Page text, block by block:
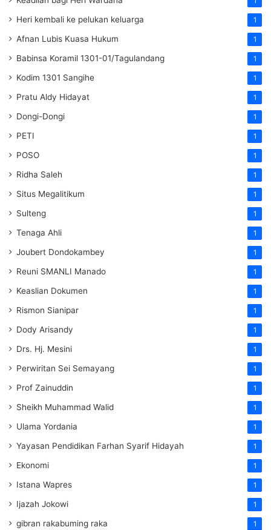
Heri kembali ke pelukan keluarga 1
Afnan Lubis Kuasa Hukum 1
Babinsa Koramil 1301-01/Tagulandang 1
Kodim 1301 Sangihe 1
Pratu Aldy Hidayat 1
Dongi-Dongi 1
PETI 1
POSO 1
Ridha Saleh 1
Situs Megalitikum 1
Sulteng 1
Tenaga Ahli 1
Joubert Dondokambey 1
Reuni SMANLI Manado 1
Keaslian Dokumen 1
Rismon Sianipar 1
Dody Arisandy 1
Drs. Hj. Mesini 1
Perwiritan Sei Semayang 1
Prof Zainuddin 1
Sheikh Muhammad Walid 1
Ulama Yordania 1
Yayasan Pendidikan Farhan Syarif Hidayah 1
Ekonomi 1
Istana Wapres 1
Ijazah Jokowi 1
gibran rakabuming raka 1